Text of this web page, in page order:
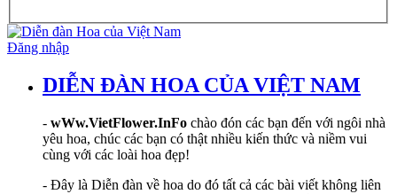
Đăng nhập
DIỄN ĐÀN HOA CỦA VIỆT NAM
- wWw.VietFlower.InFo chào đón các bạn đến với ngôi nhà
yêu hoa, chúc các bạn có thật nhiều kiến thức và niềm vui
cùng với các loài hoa đẹp!
- Đây là Diễn đàn về hoa do đó tất cả các bài viết không liên